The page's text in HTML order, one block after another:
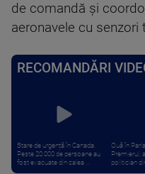
de comandă și
aeronavele cu senzori
RECOMANDĂRI
Stare de urgență în Canada.
Peste 20.000 de persoane au
fost evacuate din calea ...
Ouă în
Premierul,
politician din